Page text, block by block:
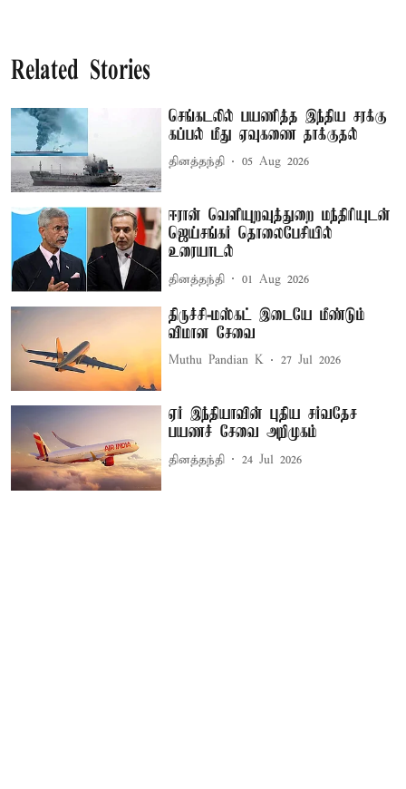
Related Stories
செங்கடலில் பயணித்த இந்திய சரக்கு
கப்பல் மீது ஏவுகணை தாக்குதல்
தினத்தந்தி 05 Aug 2026
ஈரான் வெளியுறவுத்துறை மந்திரியுடன்
ஜெய்சங்கர் தொலைபேசியில்
உரையாடல்
தினத்தந்தி 01 Aug 2026
திருச்சி-மஸ்கட் இடையே மீண்டும்
விமான சேவை
Muthu Pandian K 27 Jul 2026
ஏர் இந்தியாவின் புதிய சர்வதேச
பயணச் சேவை அறிமுகம்
தினத்தந்தி 24 Jul 2026